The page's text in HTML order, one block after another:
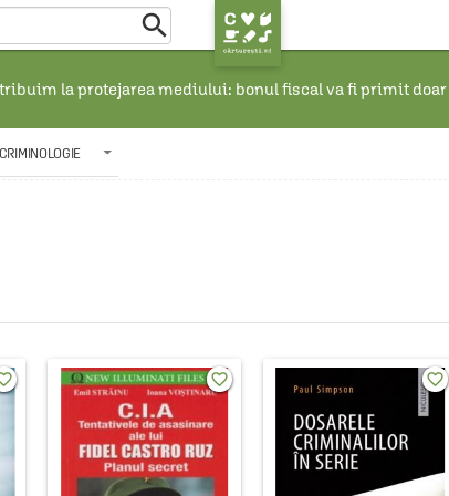

la protejarea mediului: bonul fiscal va fi primit doar
CRIMINOLOGIE
favorite_border favorite_border